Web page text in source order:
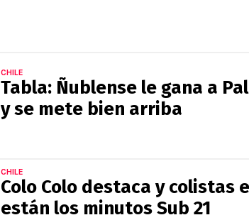
CHILE
Tabla: Ñublense le gana a
y se mete bien arriba
CHILE
Colo Colo destaca y colistas
están los minutos Sub 21